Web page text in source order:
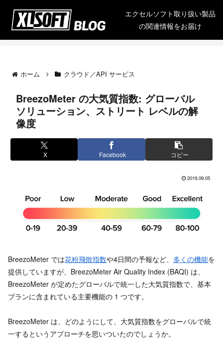
エクセルソフト取り扱い製品
の関連情報をお届け
ホーム クラウド／API サービス
BreezoMeter の大気質指数: グローバル
ソリューション、ストリート レベルの解
像度
X Facebook コピー
2019.09.05
BreezoMeter では花粉飛散指数や4日間の予報など、 多くの機能を
提供していますが、BreezoMeter Air Quality Index (BAQI) は、
BreezoMeter が定めたグローバルで統一した大気質指数で、基本
プランに含まれている主要機能の 1 つです。
BreezoMeter は、どのようにして、大気質指数をグローバルで統
一するというアプローチを思いついたのでしょうか。